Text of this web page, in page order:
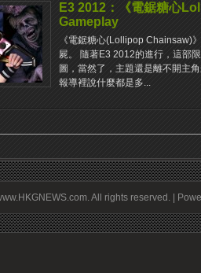
E3 2012：《電鋸糖心
Gameplay
《電鋸糖心(Lollipop Chainsaw)
屍。 隨著E3 2012的進行，這部
圖，當然了，主題還是離不開主
報導裡說什麼都是多...
All rights reserved. |